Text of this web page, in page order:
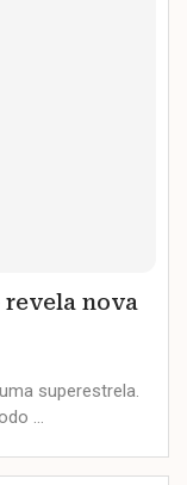
revela nova
superestrela.
…